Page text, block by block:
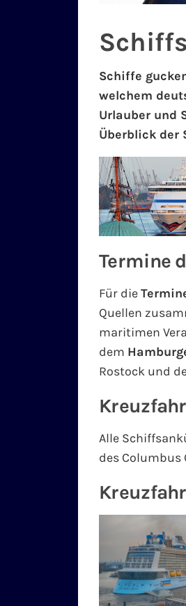
Schiffe
welchem
Urlauber und
Überblick der
Termine
Für die
Quellen
maritimen
dem
Rostock und
Alle
des Columbus